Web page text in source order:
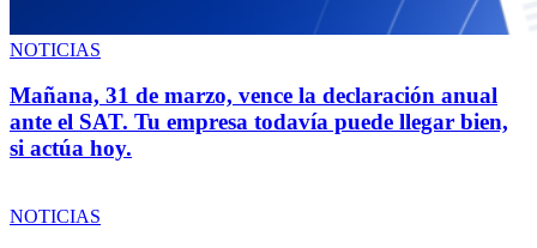
NOTICIAS
Mañana, 31 de marzo, vence la declaración anual
ante el SAT. Tu empresa todavía puede llegar bien,
si actúa hoy.
NOTICIAS